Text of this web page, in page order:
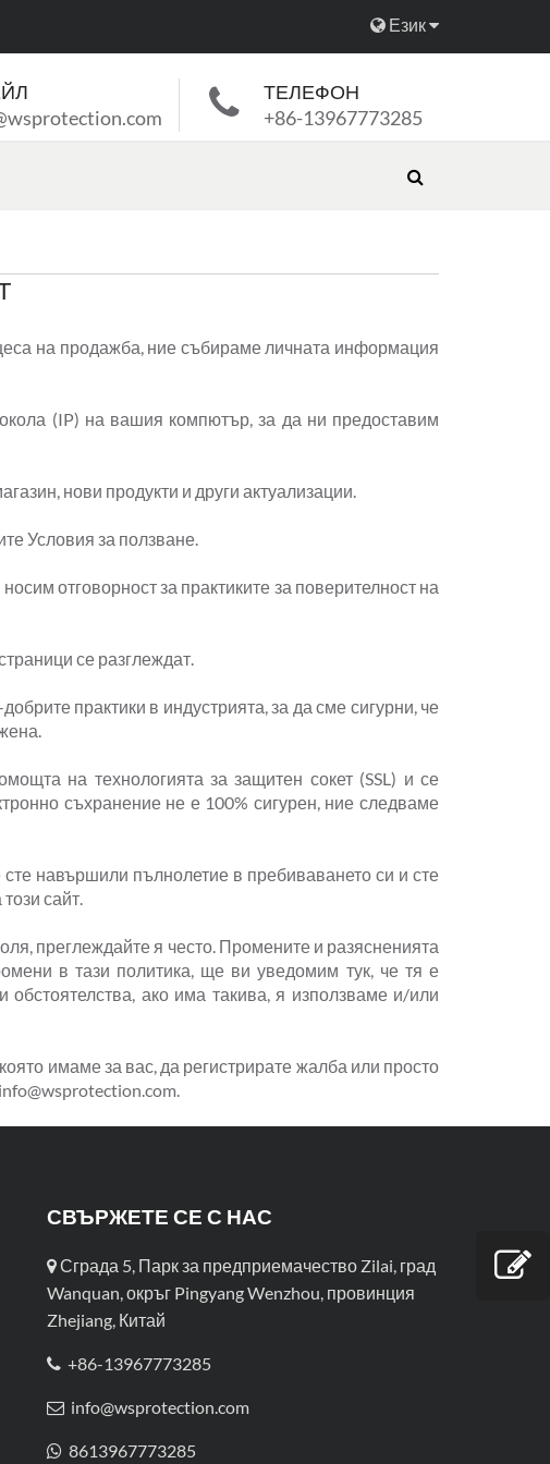
Език
ТЕЛЕФОН
+86-13967773285
на продажба, ние събираме личната информация
(IP) на вашия компютър, за да ни предоставим
нови продукти и други актуализации.
Условия за ползване.
отговорност за практиките за поверителност на
се разглеждат.
практики в индустрията, за да сме сигурни, че
на технологията за защитен сокет (SSL) и се
съхранение не е 100% сигурен, ние следваме
навършили пълнолетие в пребиваването си и сте
сайт.
преглеждайте я често. Промените и разясненията
в тази политика, ще ви уведомим тук, че тя е
ако има такива, я използваме и/или
имаме за вас, да регистрирате жалба или просто
info@wsprotection.com.
СВЪРЖЕТЕ СЕ С НАС
Сграда 5, Парк за предприемачество Zilai, град
Wanquan, окръг Pingyang Wenzhou, провинция
Zhejiang, Китай
+86-13967773285
info@wsprotection.com
8613967773285